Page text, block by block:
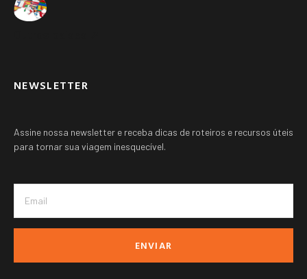
NEWSLETTER
Assine nossa newsletter e receba dicas de roteiros e recursos úteis
para tornar sua viagem inesquecível.
ENVIAR